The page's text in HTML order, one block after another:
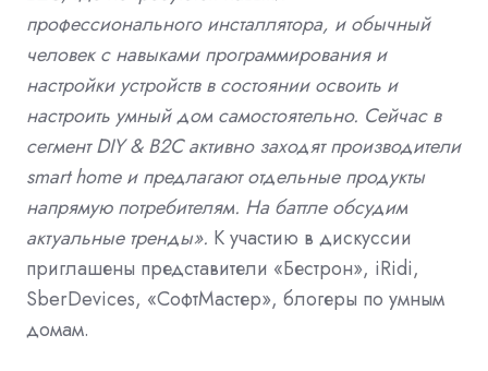
профессионального инсталлятора, и обычный
человек с навыками программирования и
настройки устройств в состоянии освоить и
настроить умный дом самостоятельно. Сейчас в
сегмент DIY & B2C активно заходят производители
smart home и предлагают отдельные продукты
напрямую потребителям. На баттле обсудим
актуальные тренды». К участию в дискуссии
приглашены представители «Бестрон», iRidi,
SberDevices, «СофтМастер», блогеры по умным
домам.